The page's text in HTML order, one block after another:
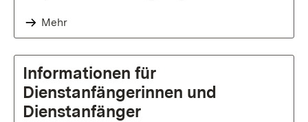
Mehr
Informationen für
Dienstanfängerinnen und
Dienstanfänger